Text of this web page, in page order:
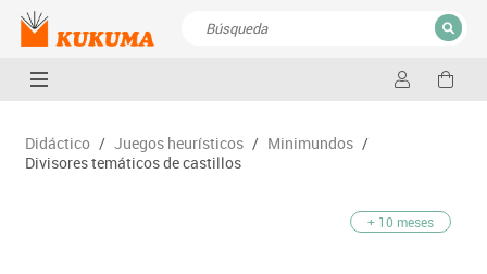
CERRAR
Didáctico / Juegos heurísticos / Minimundos /
Divisores temáticos de castillos
+ 10 meses